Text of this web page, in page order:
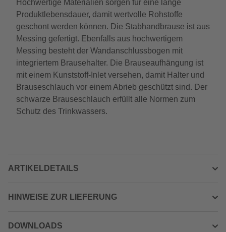
Hochwertige Materialien sorgen für eine lange
Produktlebensdauer, damit wertvolle Rohstoffe
geschont werden können. Die Stabhandbrause ist aus
Messing gefertigt. Ebenfalls aus hochwertigem
Messing besteht der Wandanschlussbogen mit
integriertem Brausehalter. Die Brauseaufhängung ist
mit einem Kunststoff-Inlet versehen, damit Halter und
Brauseschlauch vor einem Abrieb geschützt sind. Der
schwarze Brauseschlauch erfüllt alle Normen zum
Schutz des Trinkwassers.
ARTIKELDETAILS
HINWEISE ZUR LIEFERUNG
DOWNLOADS